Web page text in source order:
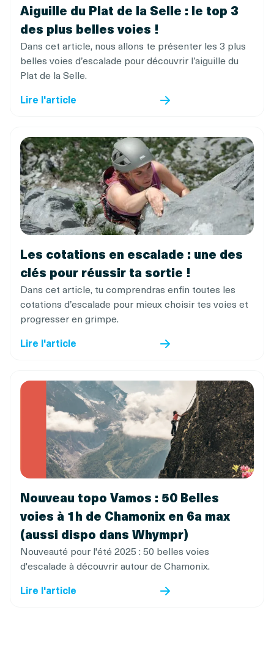
Aiguille du Plat de la Selle : le top 3
des plus belles voies !
Dans cet article, nous allons te présenter les 3 plus
belles voies d’escalade pour découvrir l’aiguille du
Plat de la Selle.
Lire l'article
Les cotations en escalade : une des
clés pour réussir ta sortie !
Dans cet article, tu comprendras enfin toutes les
cotations d’escalade pour mieux choisir tes voies et
progresser en grimpe.
Lire l'article
Nouveau topo Vamos : 50 Belles
voies à 1h de Chamonix en 6a max
(aussi dispo dans Whympr)
Nouveauté pour l'été 2025 : 50 belles voies
d'escalade à découvrir autour de Chamonix.
Lire l'article